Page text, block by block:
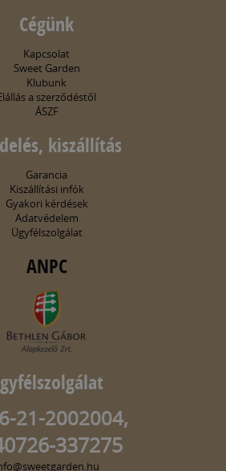
Cégünk
Kapcsolat
Sweet Garden
Klubunk
a szerződéstől
ÁSZF
kiszállítás
Garancia
Kiszállítási infók
Gyakori kérdések
Adatvédelem
Ügyfélszolgálat
ANPC
21-2002004,
337275